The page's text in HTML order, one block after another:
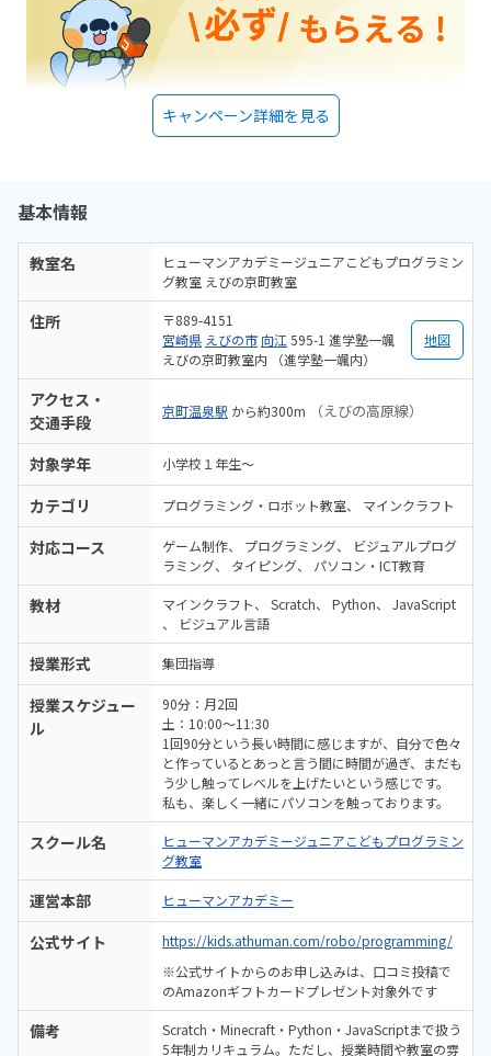
キャンペーン詳細を見る
基本情報
教室名
ヒューマンアカデミージュニアこどもプログラミン
グ教室 えびの京町教室
住所
〒889-4151
宮崎県 えびの市 向江 595-1 進学塾一颯
えびの京町教室内 （進学塾一颯内）
地図
アクセス・
交通手段
京町温泉駅 から約300m （えびの高原線）
対象学年 小学校１年生〜
カテゴリ プログラミング・ロボット教室 マインクラフト
対応コース ゲーム制作 プログラミング
ビジュアルプログ
ラミング
タイピング パソコン・ICT教育
教材 マインクラフト Scratch Python
JavaScript
ビジュアル言語
授業形式 集団指導
授業スケジュー
ル
90分：月2回
土：10:00～11:30
1回90分という長い時間に感じますが、自分で色々
と作っているとあっと言う間に時間が過ぎ、まだも
う少し触ってレベルを上げたいという感じです。
私も、楽しく一緒にパソコンを触っております。
スクール名
ヒューマンアカデミージュニアこどもプログラミン
グ教室
運営本部 ヒューマンアカデミー
公式サイト
https://kids.athuman.com/robo/programming/
※公式サイトからのお申し込みは、口コミ投稿で
のAmazonギフトカードプレゼント対象外です
備考
Scratch・Minecraft・Python・JavaScriptまで扱う
5年制カリキュラム。ただし、授業時間や教室の雰